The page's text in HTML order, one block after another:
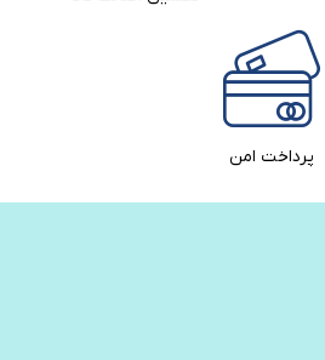
پرداخت امن